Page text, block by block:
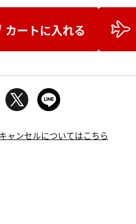
カートに入れる
ャンセルについてはこちら